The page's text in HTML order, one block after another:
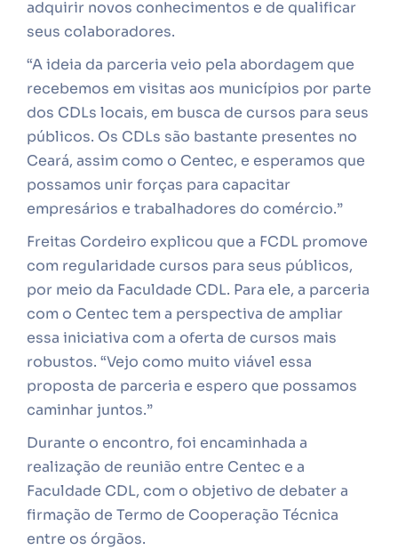
adquirir novos conhecimentos e de qualificar
seus colaboradores.
“A ideia da parceria veio pela abordagem que
recebemos em visitas aos municípios por parte
dos CDLs locais, em busca de cursos para seus
públicos. Os CDLs são bastante presentes no
Ceará, assim como o Centec, e esperamos que
possamos unir forças para capacitar
empresários e trabalhadores do comércio.”
Freitas Cordeiro explicou que a FCDL promove
com regularidade cursos para seus públicos,
por meio da Faculdade CDL. Para ele, a parceria
com o Centec tem a perspectiva de ampliar
essa iniciativa com a oferta de cursos mais
robustos. “Vejo como muito viável essa
proposta de parceria e espero que possamos
caminhar juntos.”
Durante o encontro, foi encaminhada a
realização de reunião entre Centec e a
Faculdade CDL, com o objetivo de debater a
firmação de Termo de Cooperação Técnica
entre os órgãos.